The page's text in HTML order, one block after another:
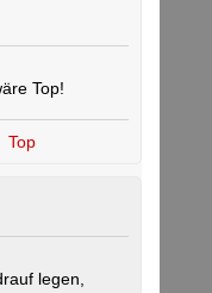
Top!
Top
legen,